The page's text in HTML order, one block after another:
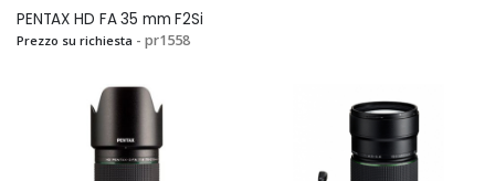
PENTAX HD FA 35 mm F2Si
Prezzo su richiesta - pr1558